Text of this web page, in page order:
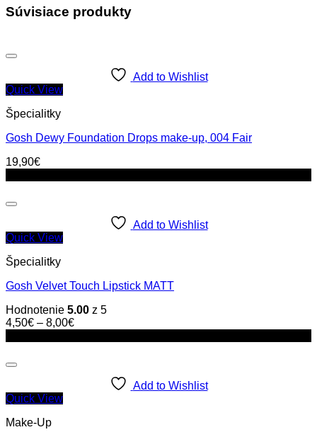
Súvisiace produkty
Add to Wishlist
Quick View
Špecialitky
Gosh Dewy Foundation Drops make-up, 004 Fair
19,90€
Add to Wishlist
Quick View
Špecialitky
Gosh Velvet Touch Lipstick MATT
Hodnotenie 5.00 z 5
4,50€ – 8,00€
Add to Wishlist
Quick View
Make-Up